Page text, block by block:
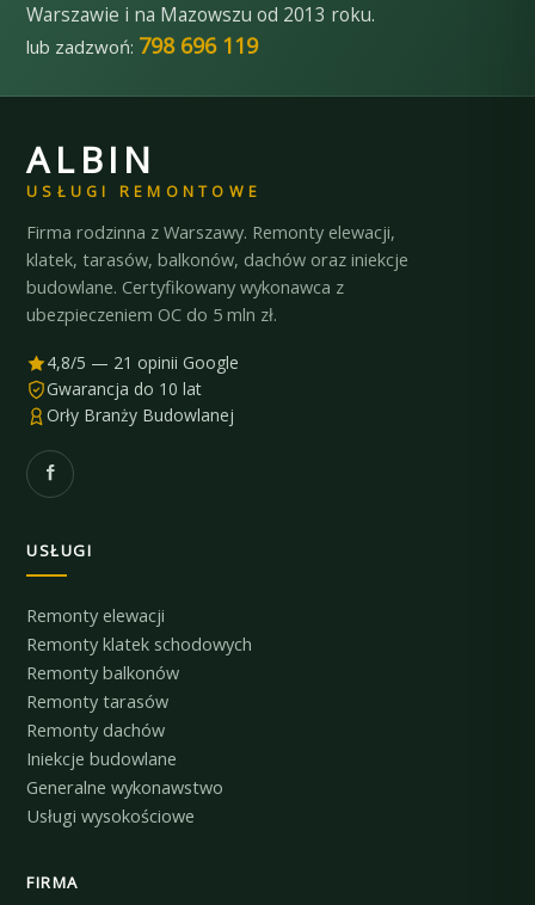
Warszawie i na Mazowszu od 2013 roku.
lub zadzwoń: 798 696 119
ALBIN
USŁUGI REMONTOWE
Firma rodzinna z Warszawy. Remonty elewacji,
klatek, tarasów, balkonów, dachów oraz iniekcje
budowlane. Certyfikowany wykonawca z
ubezpieczeniem OC do 5 mln zł.
4,8/5 — 21 opinii Google
Gwarancja do 10 lat
Orły Branży Budowlanej
USŁUGI
Remonty elewacji
Remonty klatek schodowych
Remonty balkonów
Remonty tarasów
Remonty dachów
Iniekcje budowlane
Generalne wykonawstwo
Usługi wysokościowe
FIRMA